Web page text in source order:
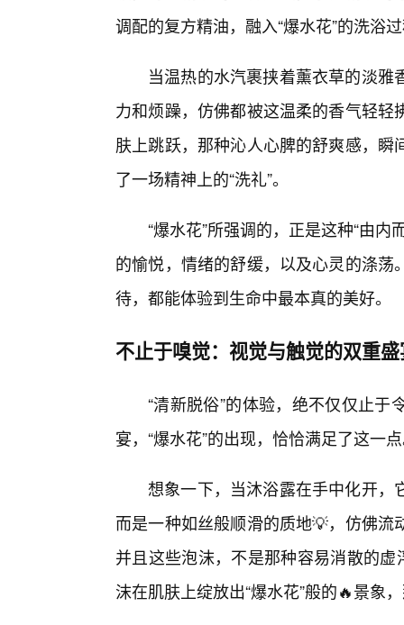
调配的复方精油，融入“爆水花”的洗浴
当温热的水汽裹挟着薰衣草的淡
力和烦躁，仿佛都被这温柔的香气轻
肤上跳跃，那种沁人心脾的舒爽感，
了一场精神上的“洗礼”。
“爆水花”所强调的，正是这种“由
的愉悦，情绪的舒缓，以及心灵的涤
待，都能体验到生命中最本真的美好。
不止于嗅觉：视觉与触觉的双重
“清新脱俗”的体验，绝不仅仅止
宴，“爆水花”的出现，恰恰满足了这一
想象一下，当沐浴露在手中化开，
而是一种如丝般顺滑的质地💡，仿佛
并且这些泡沫，不是那种容易消散的
沫在肌肤上绽放出“爆水花”般的🔥景象